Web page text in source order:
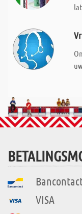
VISA